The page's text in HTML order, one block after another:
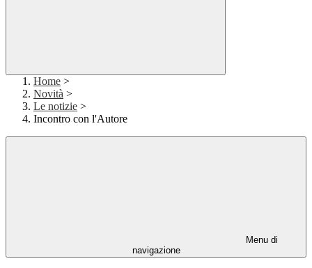
Home >
Novità >
Le notizie >
Incontro con l'Autore
Menu di
navigazione